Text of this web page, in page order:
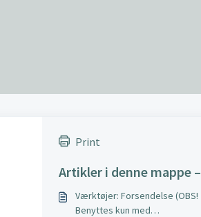
Print
Artikler i denne mappe –
Værktøjer: Forsendelse (OBS!
Benyttes kun med